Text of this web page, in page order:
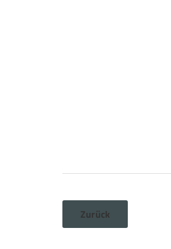
Zurück